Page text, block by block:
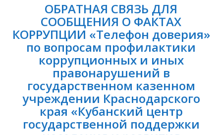
ОБРАТНАЯ СВЯЗЬ ДЛЯ
СООБЩЕНИЯ О ФАКТАХ
КОРРУПЦИИ «Телефон доверия»
по вопросам профилактики
коррупционных и иных
правонарушений в
государственном казенном
учреждении Краснодарского
края «Кубанский центр
государственной поддержки